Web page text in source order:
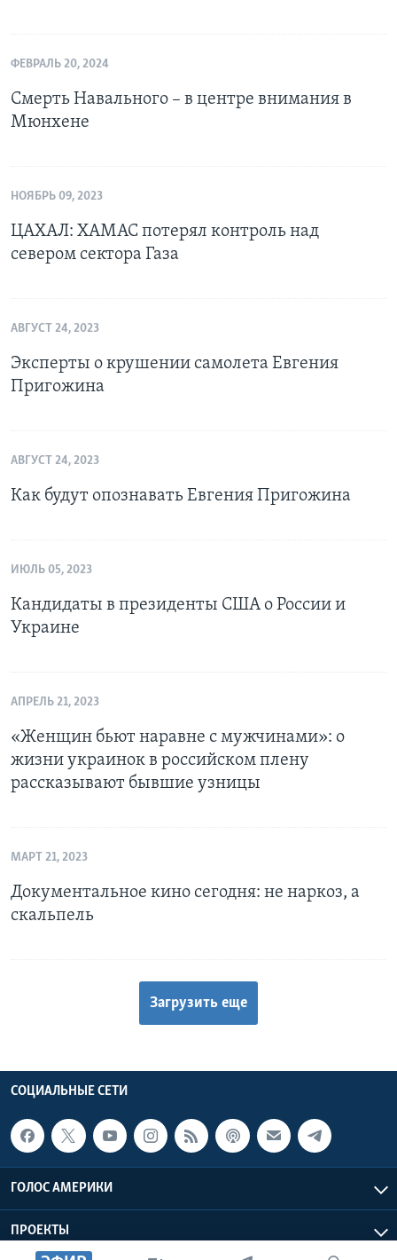
ФЕВРАЛЬ 20, 2024
Смерть Навального – в центре внимания в
Мюнхене
НОЯБРЬ 09, 2023
ЦАХАЛ: ХАМАС потерял контроль над
севером сектора Газа
АВГУСТ 24, 2023
Эксперты о крушении самолета Евгения
Пригожина
АВГУСТ 24, 2023
Как будут опознавать Евгения Пригожина
ИЮЛЬ 05, 2023
Кандидаты в президенты США о России и
Украине
АПРЕЛЬ 21, 2023
«Женщин бьют наравне с мужчинами»: о
жизни украинок в российском плену
рассказывают бывшие узницы
МАРТ 21, 2023
Документальное кино сегодня: не наркоз, а
скальпель
Загрузить еще
СОЦИАЛЬНЫЕ СЕТИ
ГОЛОС АМЕРИКИ
ПРОЕКТЫ